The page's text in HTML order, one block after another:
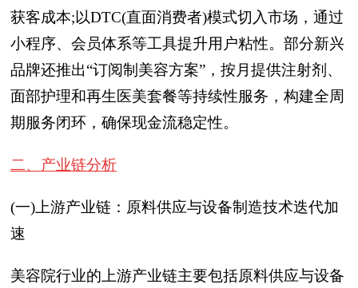
获客成本;以DTC(直面消费者)模式切入市场，通过
小程序、会员体系等工具提升用户粘性。部分新兴
品牌还推出“订阅制美容方案”，按月提供注射剂、
面部护理和再生医美套餐等持续性服务，构建全周
期服务闭环，确保现金流稳定性。
二、产业链分析
(一)上游产业链：原料供应与设备制造技术迭代加
速
美容院行业的上游产业链主要包括原料供应与设备